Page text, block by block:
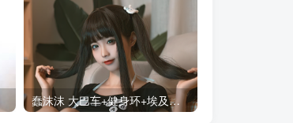
蠢沫沫 大巴车+健身环+埃及喵COS写真合集